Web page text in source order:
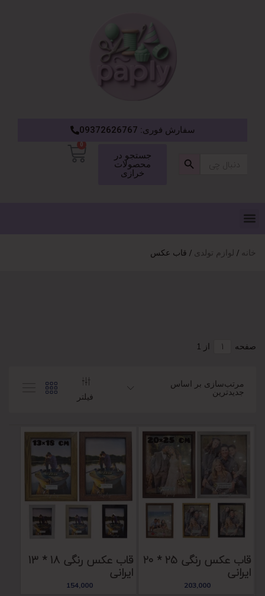
سفارش فوری: 09372626767
برای:
جستجو در
محصولات
خرازی
0
خانه لوازم تولدی قاب عکس
صفحه از 1
فیلتر
مرتب‌سازی بر اساس
جدیدترین
قاب عکس رنگی 25 * 20
ایرانی
203,000
قاب عکس رنگی 18 * 13
ایرانی
154,000